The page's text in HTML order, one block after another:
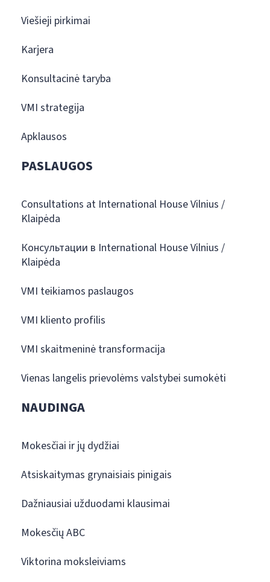
Viešieji pirkimai
Karjera
Konsultacinė taryba
VMI strategija
Apklausos
PASLAUGOS
Consultations at International House Vilnius /
Klaipėda
Консультации в International House Vilnius /
Klaipėda
VMI teikiamos paslaugos
VMI kliento profilis
VMI skaitmeninė transformacija
Vienas langelis prievolėms valstybei sumokėti
NAUDINGA
Mokesčiai ir jų dydžiai
Atsiskaitymas grynaisiais pinigais
Dažniausiai užduodami klausimai
Mokesčių ABC
Viktorina moksleiviams